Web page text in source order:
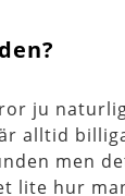
ju
alltid
men
lite hur